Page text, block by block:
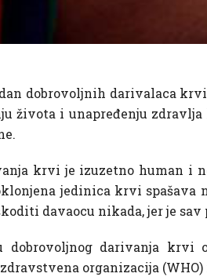
dobrovoljnih darivalaca
života i unapređenju
krvi je izuzetno human i
jedinica krvi
davaocu nikada, jer je
dobrovoljnog darivanja krvi
organizacija